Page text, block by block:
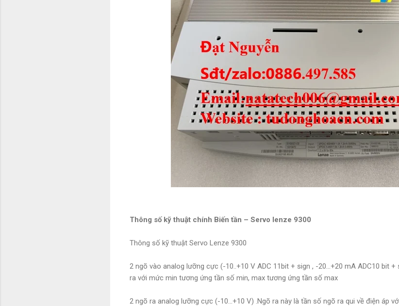
Thông số kỹ thuật chính Biến tần – Servo lenze 9300
Thông số kỹ thuật Servo Lenze 9300
2 ngõ vào analog lưỡng cực (-10..+10 V ADC 11bit + sign , -20…+20 mA ADC10 bit
ra với mức min tương ứng tần số min, max tương ứng tần số max
2 ngõ ra analog lưỡng cực (-10…+10 V) .Ngõ ra này là tần số ngõ ra qui về điện áp